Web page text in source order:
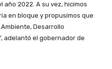
año 2022. A su vez, hicimos
en bloque y propusimos que
Desarrollo
adelantó el gobernador de